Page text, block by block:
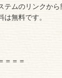
テムのリンクから
は無料です。
＝＝＝